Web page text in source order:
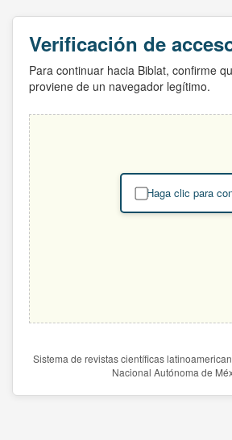
Verificación de
Para continuar hacia Biblat, confirme
proviene de un navegador legítimo.
Haga clic para
Sistema de revistas científicas
Nacional Autónoma de